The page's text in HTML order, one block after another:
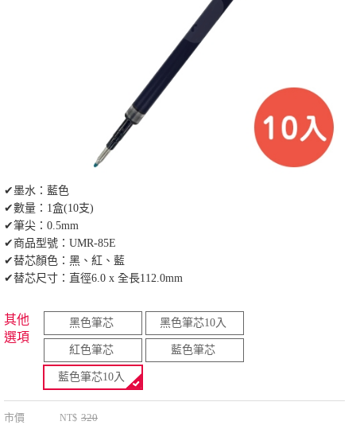
✔墨水：藍色
✔數量：1盒(10支)
✔筆尖：0.5mm
✔商品型號：UMR-85E
✔替芯顏色：黑、紅、藍
✔替芯尺寸：直徑6.0 x 全長112.0mm
其他
選項
黑色筆芯 黑色筆芯10入
紅色筆芯 藍色筆芯
藍色筆芯10入
市價 NT$ 320